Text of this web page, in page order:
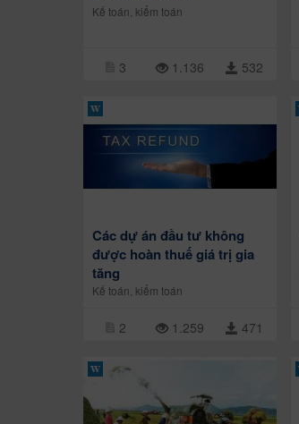
Kế toán, kiểm toán
3 1.136 532
Các dự án đầu tư không
được hoàn thuế giá trị gia
tăng
Kế toán, kiểm toán
2 1.259 471